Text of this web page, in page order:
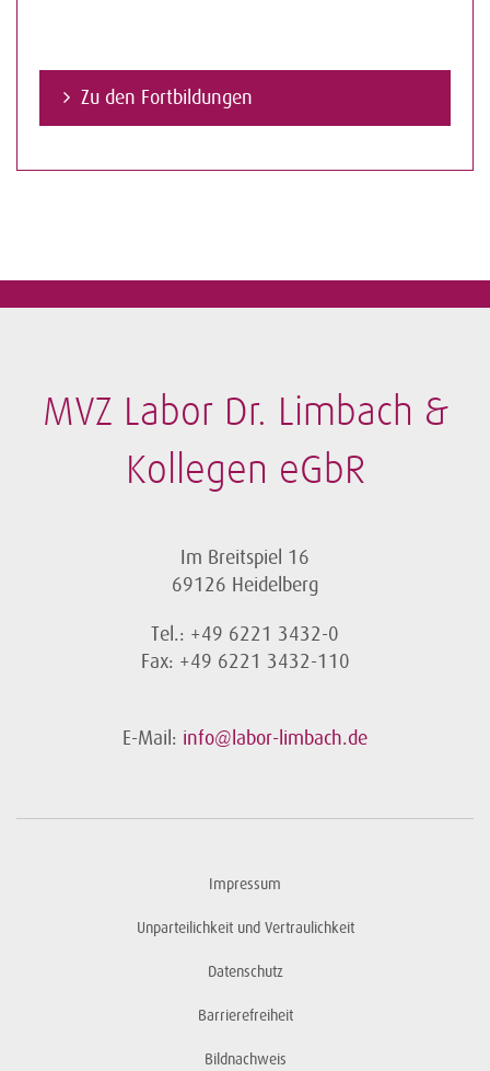
Zu den Fortbildungen
MVZ Labor Dr. Limbach &
Kollegen eGbR
Im Breitspiel 16
69126 Heidelberg
Tel.: +49 6221 3432-0
Fax: +49 6221 3432-110
E-Mail: info@labor-limbach.de
Impressum
Unparteilichkeit und Vertraulichkeit
Datenschutz
Barrierefreiheit
Bildnachweis